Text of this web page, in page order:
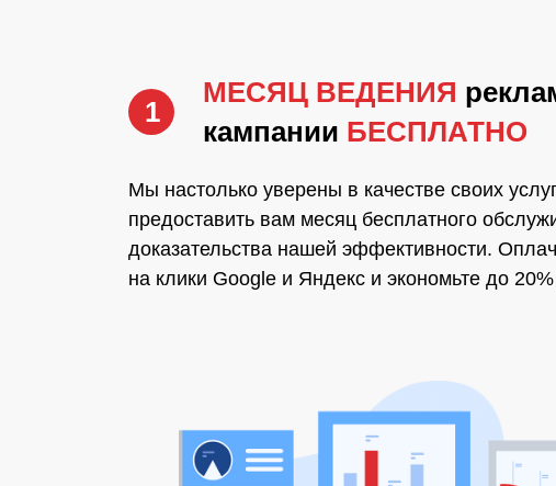
МЕСЯЦ ВЕДЕНИЯ
кампании БЕСПЛАТНО
Мы настолько уверены в качестве своих
предоставить вам месяц бесплатного
доказательства нашей эффективности.
на клики Google и Яндекс и экономьте до
1